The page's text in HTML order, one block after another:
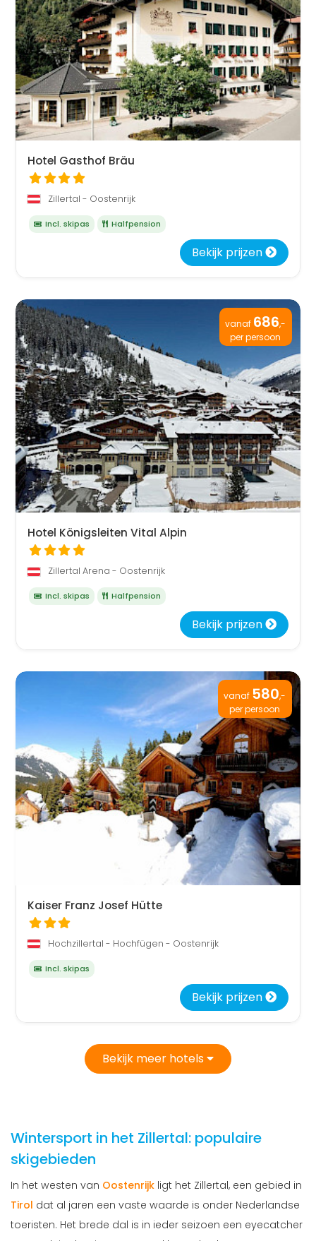
Hotel Gasthof Bräu
Zillertal - Oostenrijk
Incl. skipas Halfpension
Bekijk prijzen
vanaf 686,-
per persoon
Hotel Königsleiten Vital Alpin
Zillertal Arena - Oostenrijk
Incl. skipas Halfpension
Bekijk prijzen
vanaf 580,-
per persoon
Kaiser Franz Josef Hütte
Hochzillertal - Hochfügen - Oostenrijk
Incl. skipas
Bekijk prijzen
Bekijk meer hotels
Wintersport in het Zillertal: populaire
skigebieden
In het westen van Oostenrijk ligt het Zillertal, een gebied in
Tirol dat al jaren een vaste waarde is onder Nederlandse
toeristen. Het brede dal is in ieder seizoen een eyecatcher